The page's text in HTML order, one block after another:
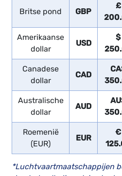
Britse pond GBP
£
Amerikaanse
dollar
USD
$
Canadese
dollar
CAD
Australische
dollar
AUD
Roemenië
(EUR)
EUR
€
*Luchtvaartmaatschappijen